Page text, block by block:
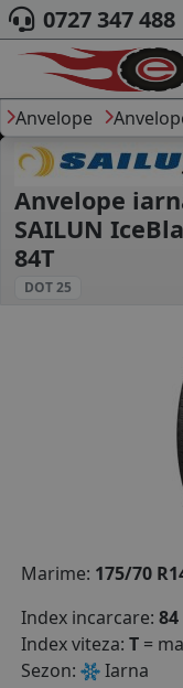
B2B
CONT
0727 347 488
Anvelope
Anvelope
SAILUN
84T
DOT 25
Marime: 175/70
Index incarcare: 84
Index viteza: T =
Sezon:
Iarna